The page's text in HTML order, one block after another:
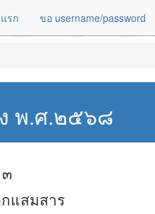
รก ขอ username/password
พ.ศ.๒๕๖๘
แสมสาร